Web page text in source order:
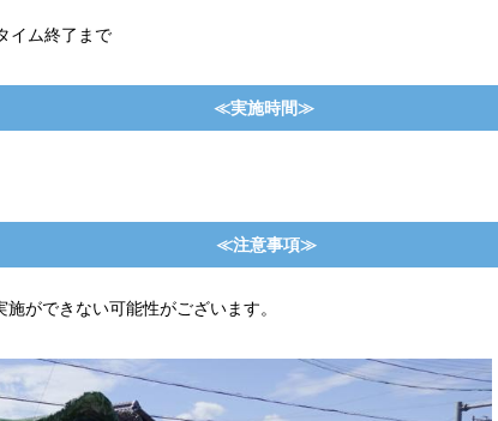
イム終了まで
≪実施時間≫
≪注意事項≫
施ができない可能性がございます。